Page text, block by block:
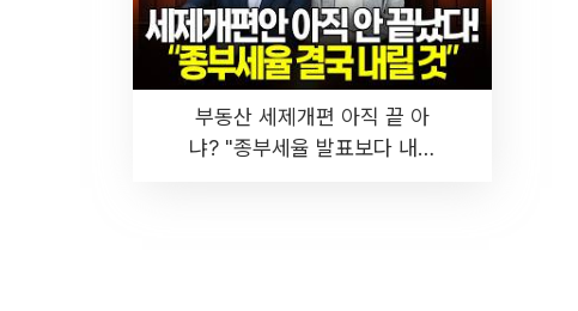
부동산 세제개편 아직 끝 아
냐? "종부세율 발표보다 내릴